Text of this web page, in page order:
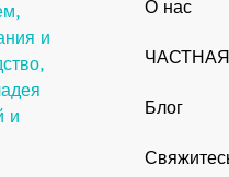
и
и
О нас
Блог